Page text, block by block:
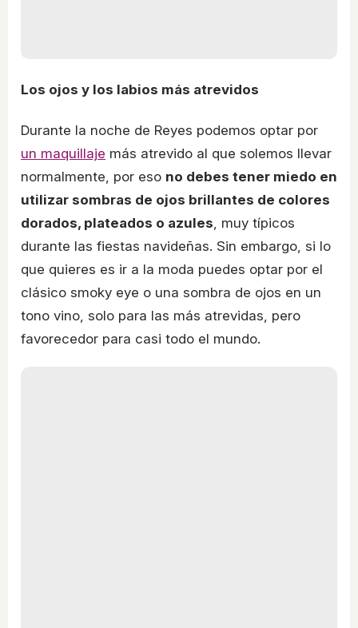
Los ojos y los labios más atrevidos
Durante la noche de Reyes podemos optar por
un maquillaje más atrevido al que solemos llevar
normalmente, por eso no debes tener miedo en
utilizar sombras de ojos brillantes de colores
dorados, plateados o azules, muy típicos
durante las fiestas navideñas. Sin embargo, si lo
que quieres es ir a la moda puedes optar por el
clásico smoky eye o una sombra de ojos en un
tono vino, solo para las más atrevidas, pero
favorecedor para casi todo el mundo.